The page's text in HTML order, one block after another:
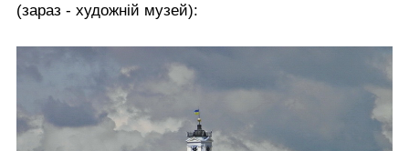
(зараз - художній музей):